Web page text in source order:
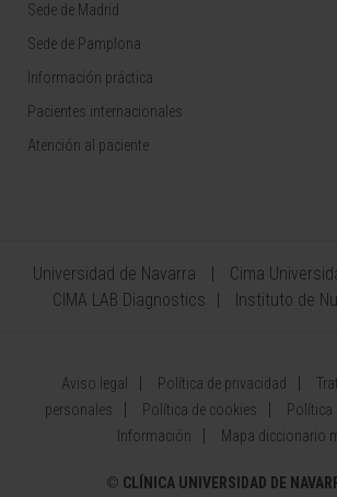
Sede de Madrid
Sede de Pamplona
Información práctica
Pacientes internacionales
Atención al paciente
Universidad de Navarra
Cima
CIMA LAB Diagnostics
Instituto de
Aviso legal Política de privacidad
personales
Política de cookies
Política
Información
Mapa diccionario
© CLÍNICA UNIVERSIDAD DE